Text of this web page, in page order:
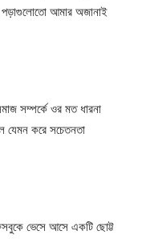
পড়াগুলোতো আমার অজানাই
সম্পর্কে ওর মত ধারনা
যেমন করে সচেতনতা
ভেসে আসে একটি ছোট্ট